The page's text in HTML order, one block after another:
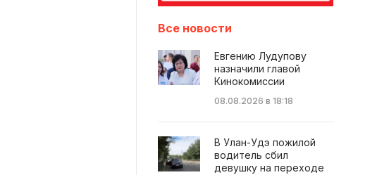
Все новости
Евгению Лудупову
назначили главой
Кинокомиссии
08.08.2026 в 18:18
В Улан-Удэ пожилой
водитель сбил
девушку на переходе